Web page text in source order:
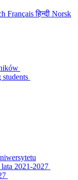
Françaisहिन्दी Norsk
2021-2027